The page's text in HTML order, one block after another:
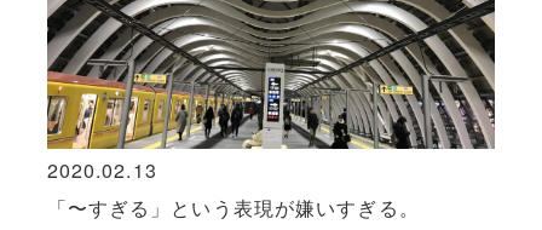
2020.02.13
「〜すぎる」という表現が嫌いすぎる。